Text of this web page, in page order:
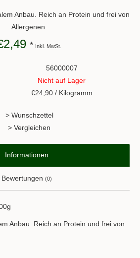
Anbau. Reich an Protein und frei von
Allergenen.
* Inkl. MwSt.
56000007
Nicht auf Lager
€24,90 / Kilogramm
> Wunschzettel
> Vergleichen
Informationen
Bewertungen (0)
Anbau. Reich an Protein und frei von